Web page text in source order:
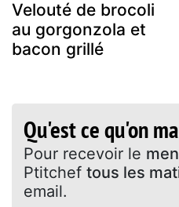
Velouté de brocoli
au gorgonzola et
bacon grillé
Qu'est ce qu'on
Pour recevoir le
Ptitchef tous les
email.